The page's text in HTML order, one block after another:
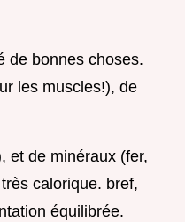
de bonnes choses.
les muscles!), de
et de minéraux (fer,
calorique. bref,
équilibrée.